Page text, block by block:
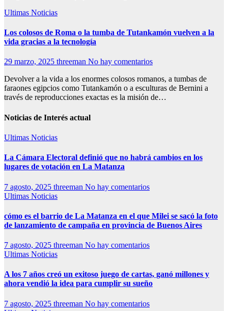
Ultimas Noticias
Los colosos de Roma o la tumba de Tutankamón vuelven a la
vida gracias a la tecnología
29 marzo, 2025 threeman No hay comentarios
Devolver a la vida a los enormes colosos romanos, a tumbas de
faraones egipcios como Tutankamón o a esculturas de Bernini a
través de reproducciones exactas es la misión de…
Noticias de Interés actual
Ultimas Noticias
La Cámara Electoral definió que no habrá cambios en los
lugares de votación en La Matanza
7 agosto, 2025 threeman No hay comentarios
Ultimas Noticias
cómo es el barrio de La Matanza en el que Milei se sacó la foto
de lanzamiento de campaña en provincia de Buenos Aires
7 agosto, 2025 threeman No hay comentarios
Ultimas Noticias
A los 7 años creó un exitoso juego de cartas, ganó millones y
ahora vendió la idea para cumplir su sueño
7 agosto, 2025 threeman No hay comentarios